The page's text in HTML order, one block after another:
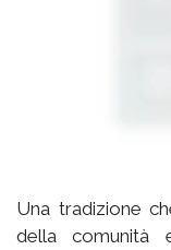
Una tradizione
della comunità